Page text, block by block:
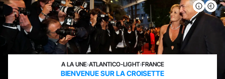
A LA UNE›ATLANTICO-LIGHT›FRANCE
BIENVENUE SUR LA CROISETTE